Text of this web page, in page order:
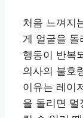
처음 느껴지
게 얼굴을 돌
행동이 반복
의사의 불호
이유는 레이
을 돌리면 멀